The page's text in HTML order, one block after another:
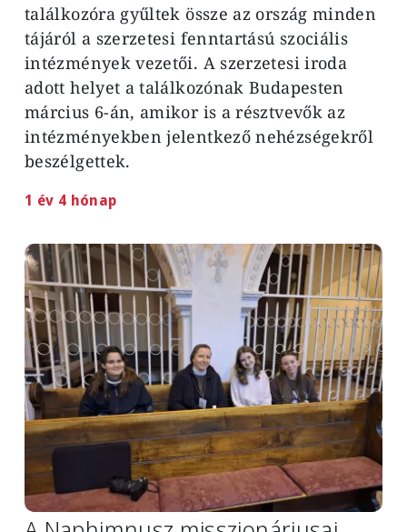
találkozóra gyűltek össze az ország minden
tájáról a szerzetesi fenntartású szociális
intézmények vezetői. A szerzetesi iroda
adott helyet a találkozónak Budapesten
március 6-án, amikor is a résztvevők az
intézményekben jelentkező nehézségekről
beszélgettek.
1 év 4 hónap
Image